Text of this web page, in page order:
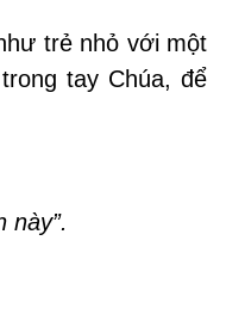
trẻ nhỏ với một
tay Chúa, để
này”.